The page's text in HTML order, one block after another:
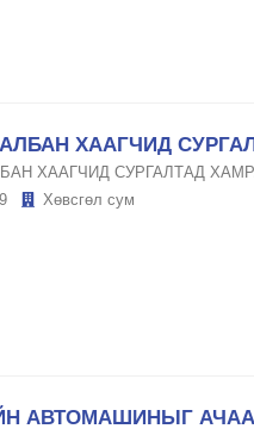
ХААГЧИД
ХААГЧИД СУРГАЛТАД
Хөвсгөл сум
АВТОМАШИНЫГ